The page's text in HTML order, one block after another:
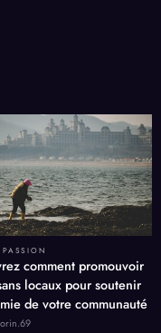
PASSION
comment promouvoir
locaux pour soutenir
de votre communauté